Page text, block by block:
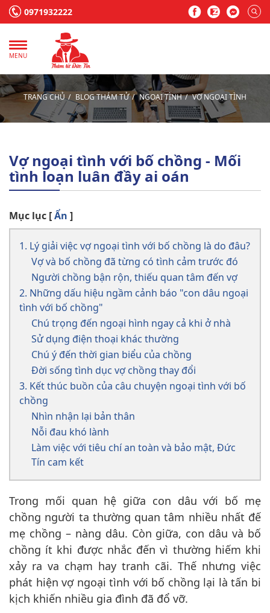
0971932222
MENU
TRANG CHỦ BLOG THÁM TỬ NGOẠI TÌNH VỢ NGOẠI TÌNH
Vợ ngoại tình với bố chồng - Mối
tình loạn luân đầy ai oán
Mục lục [Ẩn ]
1. Lý giải việc vợ ngoại tình với bố chồng là do đâu?
Vợ và bố chồng đã từng có tình cảm trước đó
Người chồng bận rộn, thiếu quan tâm đến vợ
2. Những dấu hiệu ngầm cảnh báo "con dâu ngoại
tình với bố chồng"
Chú trọng đến ngoại hình ngay cả khi ở nhà
Sử dụng điện thoại khác thường
Chú ý đến thời gian biểu của chồng
Đời sống tình dục vợ chồng thay đổi
3. Kết thúc buồn của câu chuyện ngoại tình với bố
chồng
Nhìn nhận lại bản thân
Nỗi đau khó lành
Làm việc với tiêu chí an toàn và bảo mật, Đức
Tín cam kết
Trong mối quan hệ giữa con dâu với bố mẹ
chồng người ta thường quan tâm nhiều nhất đế
mẹ chồng – nàng dâu. Còn giữa, con dâu và bố
chồng ít khi được nhắc đến vì thường hiếm khi
xảy ra va chạm hay tranh cãi. Thế nhưng việc
phát hiện vợ ngoại tình với bố chồng lại là tấn bi
kịch khiến nhiều gia đình đã đổ vỡ.